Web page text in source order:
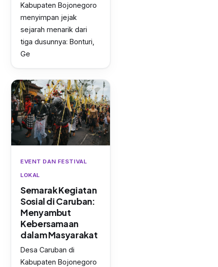
Kabupaten Bojonegoro
menyimpan jejak
sejarah menarik dari
tiga dusunnya: Bonturi,
Ge
EVENT DAN FESTIVAL
LOKAL
Semarak Kegiatan
Sosial di Caruban:
Menyambut
Kebersamaan
dalam Masyarakat
Desa Caruban di
Kabupaten Bojonegoro